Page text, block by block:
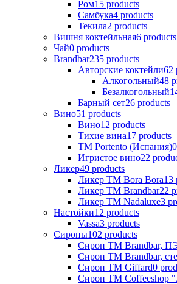
Ром15 products
Самбука4 products
Текила2 products
Вишня коктейльная6 products
Чай0 products
Brandbar235 products
Авторские коктейли62
Алкогольный48
Безалкогольный
Барный сет26 products
Вино51 products
Вино12 products
Тихие вина17 products
ТМ Portento (Испания)0
Игристое вино22
Ликер49 products
Ликер ТМ Bora Bora13
Ликер ТМ Brandbar22
Ликер ТМ Nadaluxe3
Настойки12 products
Vassa3 products
Сиропы102 products
Сироп TM Brandbar,
Сироп TM Brandbar,
Сироп TM Giffard0
Сироп TM Coffeeshop